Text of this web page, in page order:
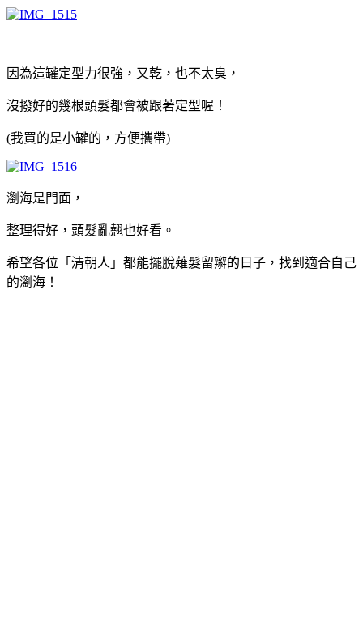
因為這罐定型力很強，又乾，也不太臭，
沒撥好的幾根頭髮都會被跟著定型喔！
(我買的是小罐的，方便攜帶)
瀏海是門面，
整理得好，頭髮亂翹也好看。
希望各位「清朝人」都能擺脫薙髮留辮的日子，找到適合自己
的瀏海！